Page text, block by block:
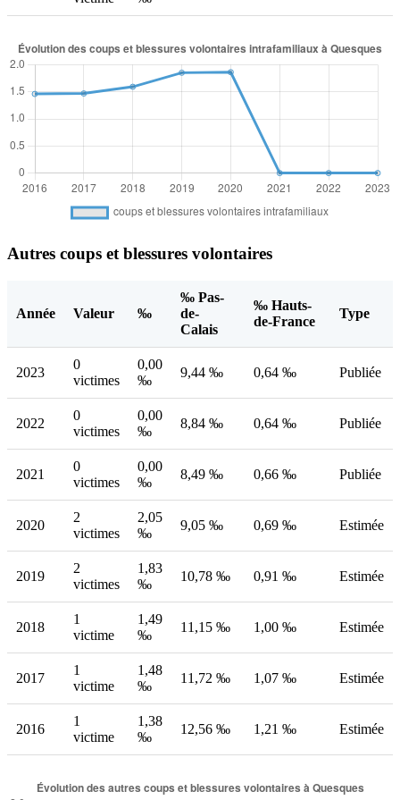
Autres coups et blessures volontaires
Année Valeur ‰
‰ Pas-
de-
Calais
‰ Hauts-
de-France
Type
2023
0
victimes
0,00
‰
9,44 ‰ 0,64 ‰ Publiée
2022
0
victimes
0,00
‰
8,84 ‰ 0,64 ‰ Publiée
2021
0
victimes
0,00
‰
8,49 ‰ 0,66 ‰ Publiée
2020
2
victimes
2,05
‰
9,05 ‰ 0,69 ‰ Estimée
2019
2
victimes
1,83
‰
10,78 ‰ 0,91 ‰ Estimée
2018
1
victime
1,49
‰
11,15 ‰ 1,00 ‰ Estimée
2017
1
victime
1,48
‰
11,72 ‰ 1,07 ‰ Estimée
2016
1
victime
1,38
‰
12,56 ‰ 1,21 ‰ Estimée